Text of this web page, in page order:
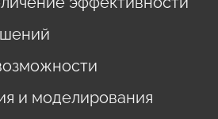
и моделирования